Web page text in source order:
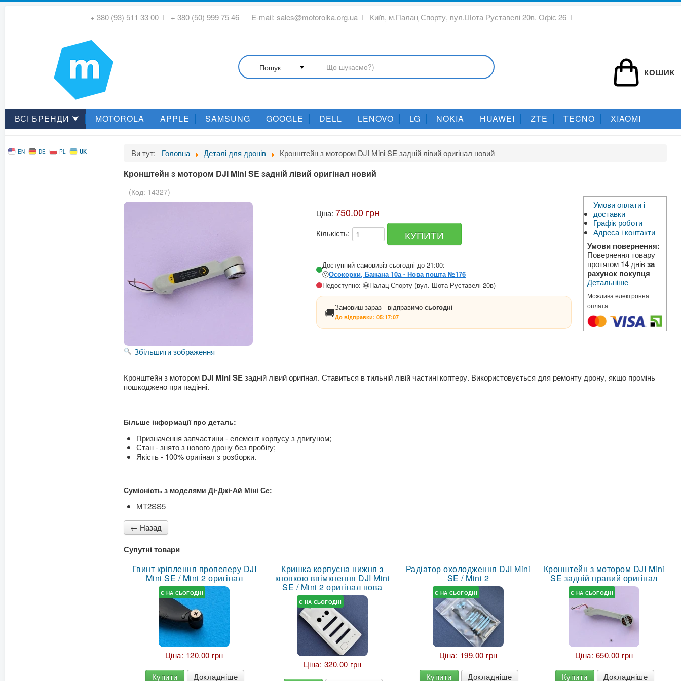
+ 380 (93) 511 33 00 + 380 (50) 999 75 46 E-mail: sales@motorolka.org.ua Київ, м.Палац Спорту, вул.Шота Руставелі 20в. Офіс 26
КОШИК
ВСІ БРЕНДИ ⮟ MOTOROLA APPLE SAMSUNG GOOGLE DELL LENOVO LG NOKIA HUAWEI ZTE TECNO XIAOMI
EN DE PL UK Ви тут: Головна Деталі для дронів Кронштейн з мотором DJI Mini SE задній лівий оригінал новий
Кронштейн з мотором DJI Mini SE задній лівий оригінал новий
(Код: 14327)
Збільшити зображення
Ціна:750.00 грн
Кількість:
Доступний самовивіз сьогодні до 21:00:
Ⓜ️Осокорки, Бажана 10а - Нова пошта №176
Недоступно: Ⓜ️Палац Спорту (вул. Шота Руставелі 20в)
🚚Замовиш зараз - відправимосьогодні
До відправки:05:17:07
Умови оплати і
доставки
Графік роботи
Адреса і контакти
Умови повернення:
Повернення товару
протягом 14 днівза
рахунок покупця
Детальніше
Можлива електронна
оплата
Кронштейн з мотором DJI Mini SEзадній лівий оригінал. Ставиться в тильній лівій частині коптеру. Використовується для ремонту дрону, якщо промінь
пошкоджено при падінні.
Більше інформації про деталь:
Призначення запчастини - елемент корпусу з двигуном;
Стан - знято з нового дрону без пробігу;
Якість - 100% оригінал з розборки.
Сумісність з моделями Ді-Джі-Ай Міні Се:
MT2SS5
Супутні товари
Гвинт кріплення пропелеру DJI
Mini SE / Mini 2 оригінал
Є НА СЬОГОДНІ
Ціна: 120.00 грн
Купити Докладніше
Кришка корпусна нижня з
кнопкою ввімкнення DJI Mini
SE / Mini 2 оригінал нова
Є НА СЬОГОДНІ
Ціна: 320.00 грн
Радіатор охолодження DJI Mini
SE / Mini 2
Є НА СЬОГОДНІ
Ціна: 199.00 грн
Купити Докладніше
Кронштейн з мотором DJI Mini
SE задній правий оригінал
Є НА СЬОГОДНІ
Ціна: 650.00 грн
Купити Докладніше